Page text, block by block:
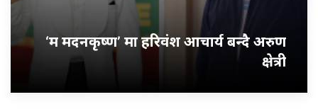
‘म मदनकृष्ण’ मा हरिवंश आचार्य बन्दै अरुण
क्षेत्री